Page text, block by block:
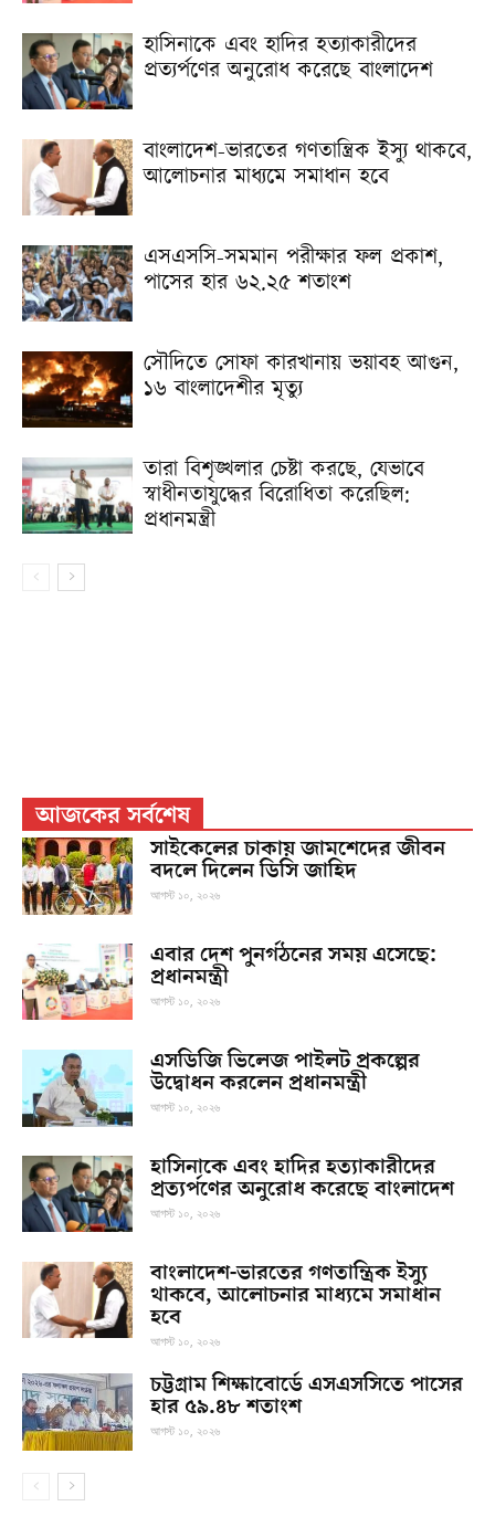
হাসিনাকে এবং হা‌দির হত্যাকারীদের
প্রত্যর্পণের অনুরোধ করেছে বাংলাদেশ
বাংলাদেশ-ভারতের গণতান্ত্রিক ইস্যু থাকবে,
আলোচনার মাধ্যমে সমাধান হবে
এসএসসি-সমমান পরীক্ষার ফল প্রকাশ,
পাসের হার ৬২.২৫ শতাংশ
সৌদিতে সোফা কারখানায় ভয়াবহ আগুন,
১৬ বাংলাদেশীর মৃত্যু
তারা বিশৃঙ্খলার চেষ্টা করছে, যেভাবে
স্বাধীনতাযুদ্ধের বিরোধিতা করেছিল:
প্রধানমন্ত্রী
আজকের সর্বশেষ
সাইকেলের চাকায় জামশেদের জীবন
বদলে দিলেন ডিসি জাহিদ
আগস্ট ১০, ২০২৬
এবার দেশ পুনর্গঠনের সময় এসেছে:
প্রধানমন্ত্রী
আগস্ট ১০, ২০২৬
এসডিজি ভিলেজ পাইলট প্রকল্পের
উদ্বোধন করলেন প্রধানমন্ত্রী
আগস্ট ১০, ২০২৬
হাসিনাকে এবং হা‌দির হত্যাকারীদের
প্রত্যর্পণের অনুরোধ করেছে বাংলাদেশ
আগস্ট ১০, ২০২৬
বাংলাদেশ-ভারতের গণতান্ত্রিক ইস্যু
থাকবে, আলোচনার মাধ্যমে সমাধান
হবে
আগস্ট ১০, ২০২৬
চট্টগ্রাম শিক্ষাবোর্ডে এসএসসিতে পাসের
হার ৫৯.৪৮ শতাংশ
আগস্ট ১০, ২০২৬